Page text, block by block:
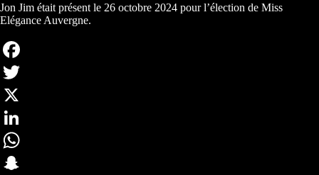
Jon Jim était présent le 26 octobre 2024 pour l’élection de Miss
Elégance Auvergne.
Facebook
Twitter
X
LinkedIn
WhatsApp